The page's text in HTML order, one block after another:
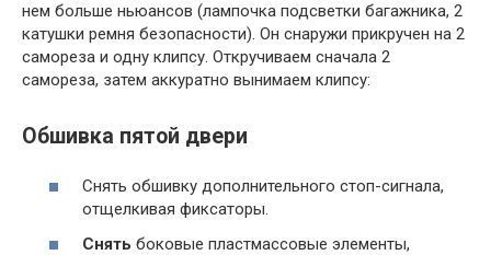
нем больше ньюансов (лампочка подсветки багажника, 2
катушки ремня безопасности). Он снаружи прикручен на 2
самореза и одну клипсу. Откручиваем сначала 2
самореза, затем аккуратно вынимаем клипсу:
Обшивка пятой двери
Снять обшивку дополнительного стоп-сигнала,
отщелкивая фиксаторы.
Снять боковые пластмассовые элементы,